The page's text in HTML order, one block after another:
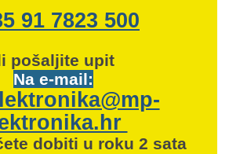
91 7823 500
pošaljite upit
Na e-mail:
dobiti u roku 2 sata